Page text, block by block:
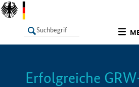
LISTE
Erfolgreiche